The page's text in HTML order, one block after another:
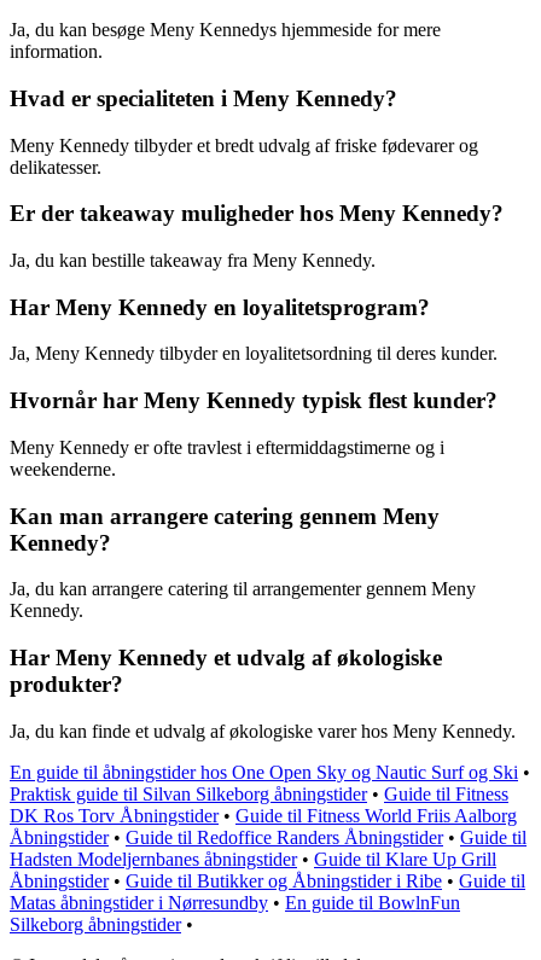
Ja, du kan besøge Meny Kennedys hjemmeside for mere
information.
Hvad er specialiteten i Meny Kennedy?
Meny Kennedy tilbyder et bredt udvalg af friske fødevarer og
delikatesser.
Er der takeaway muligheder hos Meny Kennedy?
Ja, du kan bestille takeaway fra Meny Kennedy.
Har Meny Kennedy en loyalitetsprogram?
Ja, Meny Kennedy tilbyder en loyalitetsordning til deres kunder.
Hvornår har Meny Kennedy typisk flest kunder?
Meny Kennedy er ofte travlest i eftermiddagstimerne og i
weekenderne.
Kan man arrangere catering gennem Meny
Kennedy?
Ja, du kan arrangere catering til arrangementer gennem Meny
Kennedy.
Har Meny Kennedy et udvalg af økologiske
produkter?
Ja, du kan finde et udvalg af økologiske varer hos Meny Kennedy.
En guide til åbningstider hos One Open Sky og Nautic Surf og Ski •
Praktisk guide til Silvan Silkeborg åbningstider• Guide til Fitness
DK Ros Torv Åbningstider• Guide til Fitness World Friis Aalborg
Åbningstider• Guide til Redoffice Randers Åbningstider• Guide til
Hadsten Modeljernbanes åbningstider• Guide til Klare Up Grill
Åbningstider• Guide til Butikker og Åbningstider i Ribe • Guide til
Matas åbningstider i Nørresundby • En guide til BowlnFun
Silkeborg åbningstider•